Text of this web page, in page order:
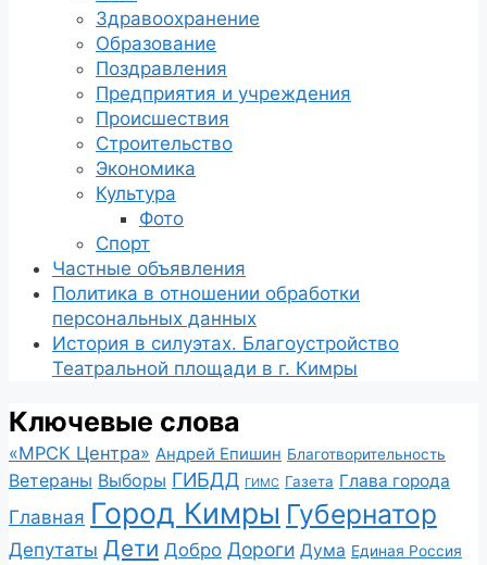
Здравоохранение
Образование
Поздравления
Предприятия и учреждения
Происшествия
Строительство
Экономика
Культура
Фото
Спорт
Частные объявления
Политика в отношении обработки
персональных данных
История в силуэтах. Благоустройство
Театральной площади в г. Кимры
Ключевые слова
«МРСК Центра» Андрей Епишин Благотворительность
Ветераны Выборы ГИБДД ГИМС Газета Глава города
Главная Город Кимры Губернатор
Депутаты Дети Добро Дороги Дума Единая Россия